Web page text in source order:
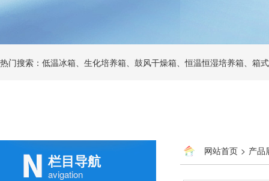
热门搜索：低温冰箱、生化培养箱、鼓风干燥箱、恒温恒湿培养箱、箱
栏目导航
avigation
网站首页 > 产品